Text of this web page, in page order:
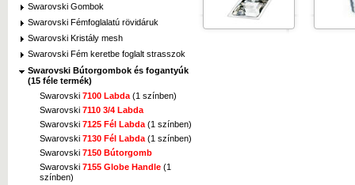
Swarovski Gombok
Swarovski Fémfoglalatú rövidáruk
Swarovski Kristály mesh
Swarovski Fém keretbe foglalt strasszok
Swarovski Bútorgombok és fogantyúk
(15 féle termék)
Swarovski 7100 Labda (1 színben)
Swarovski 7110 3/4 Labda
Swarovski 7125 Fél Labda (1 színben)
Swarovski 7130 Fél Labda (1 színben)
Swarovski 7150 Bútorgomb
Swarovski 7155 Globe Handle (1
színben)